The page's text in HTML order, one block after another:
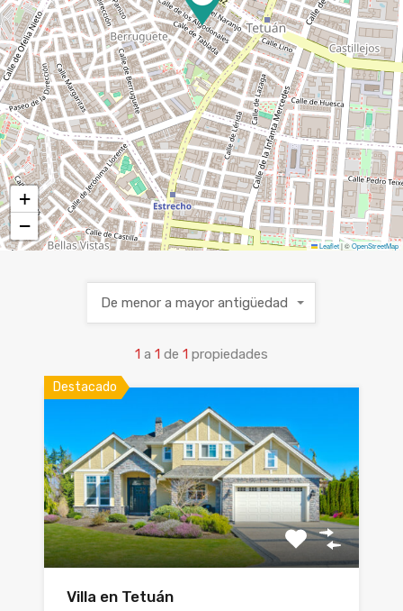
+
−
Leaflet|©OpenStreetMap
1 a 1 de 1 propiedades
De menor a mayor antigüedad
Destacado
Villa en Tetuán